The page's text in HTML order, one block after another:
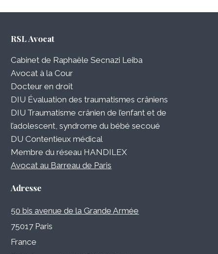
RSL Avocat
Cabinet de Raphaële Secnazi Leiba
Avocat à la Cour
Docteur en droit
DIU Évaluation des traumatismes crâniens
DIU Traumatisme crânien de l’enfant et de
l’adolescent, syndrome du bébé secoué
DU Contentieux médical
Membre du réseau HANDILEX
Avocat au Barreau de Paris
Adresse
50 bis avenue de la Grande Armée
75017 Paris
France